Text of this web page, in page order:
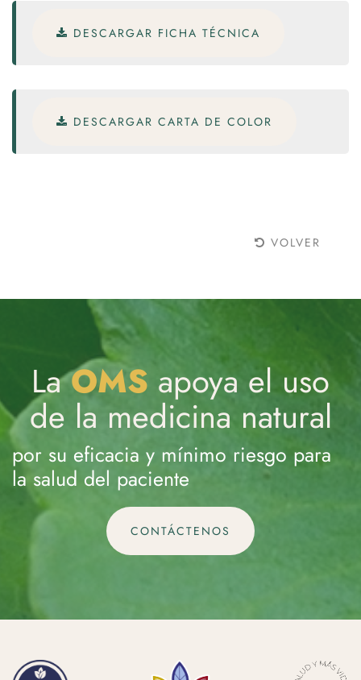
DESCARGAR FICHA TÉCNICA
DESCARGAR CARTA DE COLOR
VOLVER
LaOMS apoya el uso
de la medicina natural
por su eficacia y mínimo riesgo para
la salud del paciente
CONTÁCTENOS